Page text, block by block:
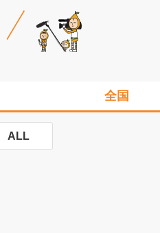
全国
ALL